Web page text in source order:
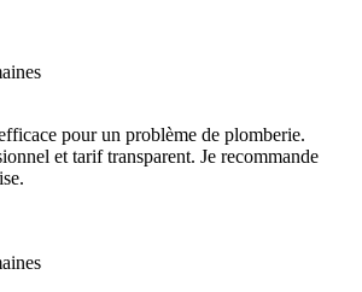
pour un problème de plomberie.
et tarif transparent. Je recommande